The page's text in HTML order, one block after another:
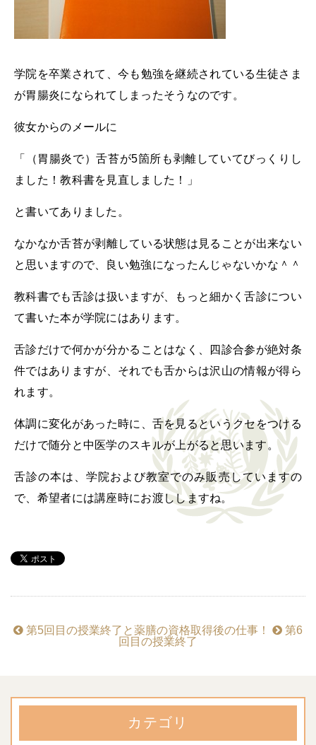
学院を卒業されて、今も勉強を継続されている生徒さま
が胃腸炎になられてしまったそうなのです。
彼女からのメールに
「（胃腸炎で）舌苔が5箇所も剥離していてびっくりし
ました！教科書を見直しました！」
と書いてありました。
なかなか舌苔が剥離している状態は見ることが出来ない
と思いますので、良い勉強になったんじゃないかな＾＾
教科書でも舌診は扱いますが、もっと細かく舌診につい
て書いた本が学院にはあります。
舌診だけで何かが分かることはなく、四診合参が絶対条
件ではありますが、それでも舌からは沢山の情報が得ら
れます。
体調に変化があった時に、舌を見るというクセをつける
だけで随分と中医学のスキルが上がると思います。
舌診の本は、学院および教室でのみ販売していますの
で、希望者には講座時にお渡ししますね。
第5回目の授業終了と薬膳の資格取得後の仕事！
第6
回目の授業終了
カテゴリ